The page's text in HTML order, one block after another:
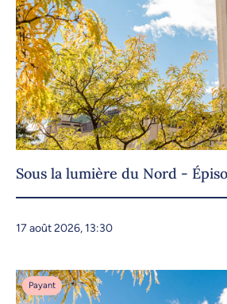
Sous la lumière du Nord -
17 août 2026, 13:30
Payant